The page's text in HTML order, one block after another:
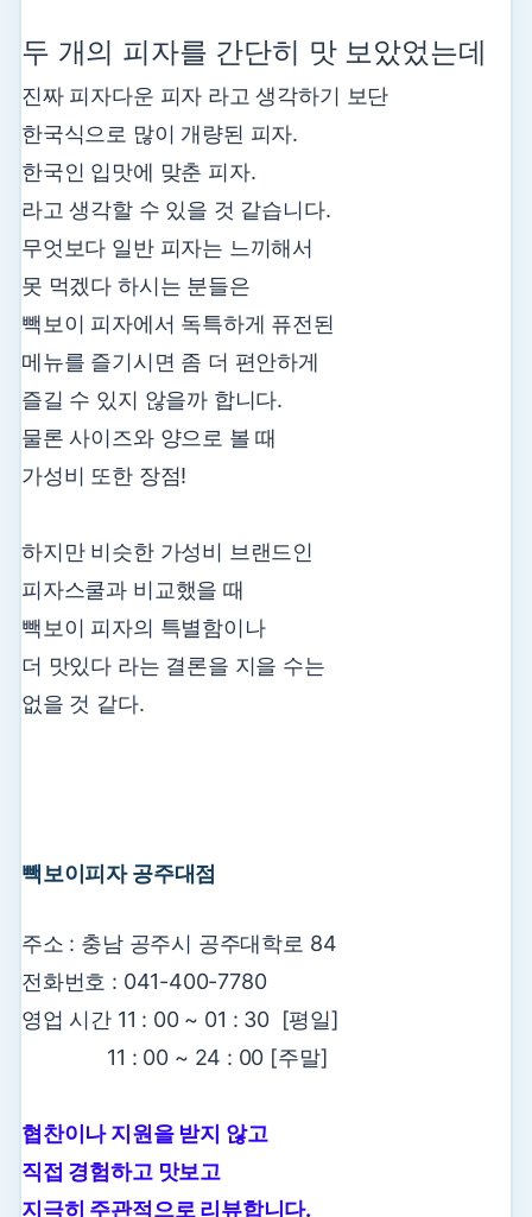
두 개의 피자를 간단히 맛 보았었는데
진짜 피자다운 피자 라고 생각하기 보단
한국식으로 많이 개량된 피자.
한국인 입맛에 맞춘 피자.
라고 생각할 수 있을 것 같습니다.
무엇보다 일반 피자는 느끼해서
못 먹겠다 하시는 분들은
빽보이 피자에서 독특하게 퓨전된
메뉴를 즐기시면 좀 더 편안하게
즐길 수 있지 않을까 합니다.
물론 사이즈와 양으로 볼 때
가성비 또한 장점!
하지만 비슷한 가성비 브랜드인
피자스쿨과 비교했을 때
빽보이 피자의 특별함이나
더 맛있다 라는 결론을 지을 수는
없을 것 같다.
빽보이피자 공주대점
주소 : 충남 공주시 공주대학로 84
전화번호 : 041-400-7780
영업 시간 11 : 00 ~ 01 : 30 [평일]
11 : 00 ~ 24 : 00 [주말]
협찬이나 지원을 받지 않고
직접 경험하고 맛보고
지극히 주관적으로 리뷰합니다.